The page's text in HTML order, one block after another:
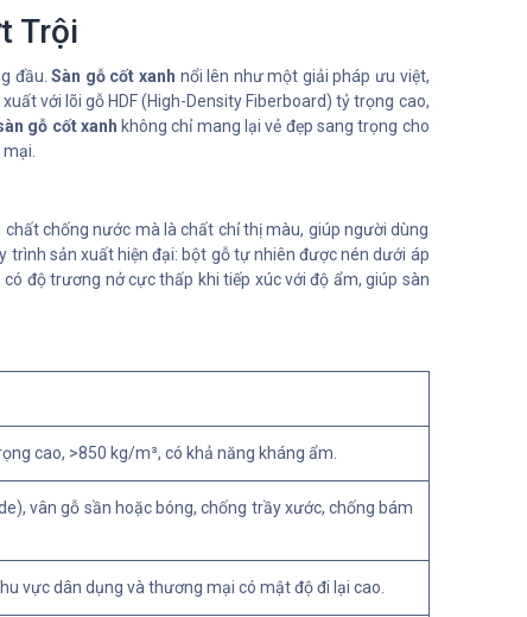
Trội
đầu.Sàn gỗ cốt xanh nổi lên như một giải pháp ưu việt,
với lõi gỗ HDF (High-Density Fiberboard) tỷ trọng cao,
gỗ cốt xanh không chỉ mang lại vẻ đẹp sang trọng cho
chống nước mà là chất chỉ thị màu, giúp người dùng
sản xuất hiện đại: bột gỗ tự nhiên được nén dưới áp
độ trương nở cực thấp khi tiếp xúc với độ ẩm, giúp sàn
cao, >850 kg/m³, có khả năng kháng ẩm.
vân gỗ sần hoặc bóng, chống trầy xước, chống bám
vực dân dụng và thương mại có mật độ đi lại cao.